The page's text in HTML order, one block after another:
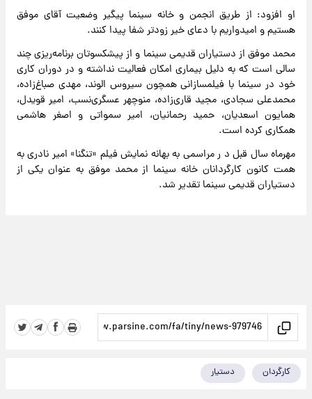
او افزود: از طریق انجمن و خانه سینما پیگیر وضعیت آقای موفق
هستیم و امیدواریم با دعای خیر زودتر شفا پیدا کنند.
محمد موفق از دستیاران قدیمی سینما و از پیشکسوتان برنامه‌ریزی چند
سالی است که به دلیل بیماری امکان فعالیت نداشته و در دوران کاری
خود در سینما با فیلمسازانی همچون سیروس الوند، مهدی صباغ‌زاده،
محمدعلی سجادی، مجید قاری‌زاده، منوچهر عسگری‌نسب، امیر قویدل،
همایون اسعدیان، حمید رحمانیان، امیر سمواتی و اصغر هاشمی
همکاری کرده است.
مهرماه سال قبل د ر مراسمی به بهانه نمایش فیلم «تنگنا» امیر نادری به
همت کانون کارگردانان خانه سینما از محمد موفق به عنوان یکی از
دستیاران قدیمی سینما تقدیر شد.
کارگردان دستیار